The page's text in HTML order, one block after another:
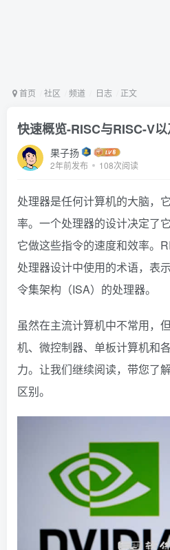
首页 社区 频道 日志 正文
快速概览-RISC与RISC-V
果子扬
2年前发布 108次阅读
处理器是任何计算机的大脑，
率。一个处理器的设计决定了
它做这些指令的速度和效率。
处理器设计中使用的术语，表
令集架构（ISA）的处理器。
虽然在主流计算机中不常用，
机、微控制器、单板计算机和
力。让我们继续阅读，带您了
区别。